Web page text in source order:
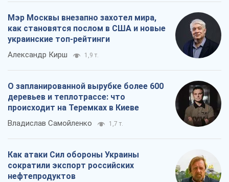
Мэр Москвы внезапно захотел мира,
как становятся послом в США и новые
украинские топ-рейтинги
Александр Кирш 1,9 т.
О запланированной вырубке более 600
деревьев и теплотрассе: что
происходит на Теремках в Киеве
Владислав Самойленко 1,7 т.
Как атаки Сил обороны Украины
сократили экспорт российских
нефтепродуктов